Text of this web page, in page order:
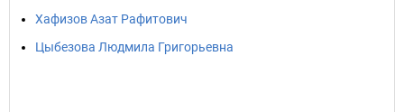
Хафизов Азат Рафитович
Цыбезова Людмила Григорьевна